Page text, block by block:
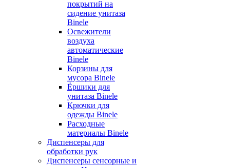
покрытий на
сидение унитаза
Binele
Освежители
воздуха
автоматические
Binele
Корзины для
мусора Binele
Ёршики для
унитаза Binele
Крючки для
одежды Binele
Расходные
материалы Binele
Диспенсеры для
обработки рук
Диспенсеры сенсорные и